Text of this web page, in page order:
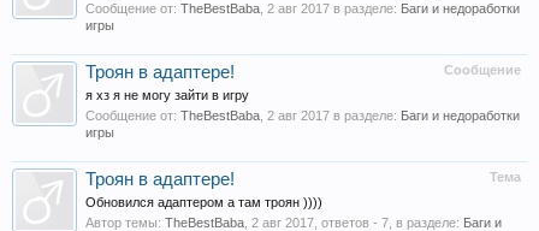
Сообщение от: TheBestBaba 2 авг 2017 в разделе: Баги и недоработки
игры
Сообщение
Троян в адаптере!
я хз я не могу зайти в игру
Сообщение от: TheBestBaba 2 авг 2017 в разделе: Баги и недоработки
игры
Тема
Троян в адаптере!
Обновился адаптером а там троян ))))
Автор темы: TheBestBaba 2 авг 2017 , ответов - 7, в разделе: Баги и